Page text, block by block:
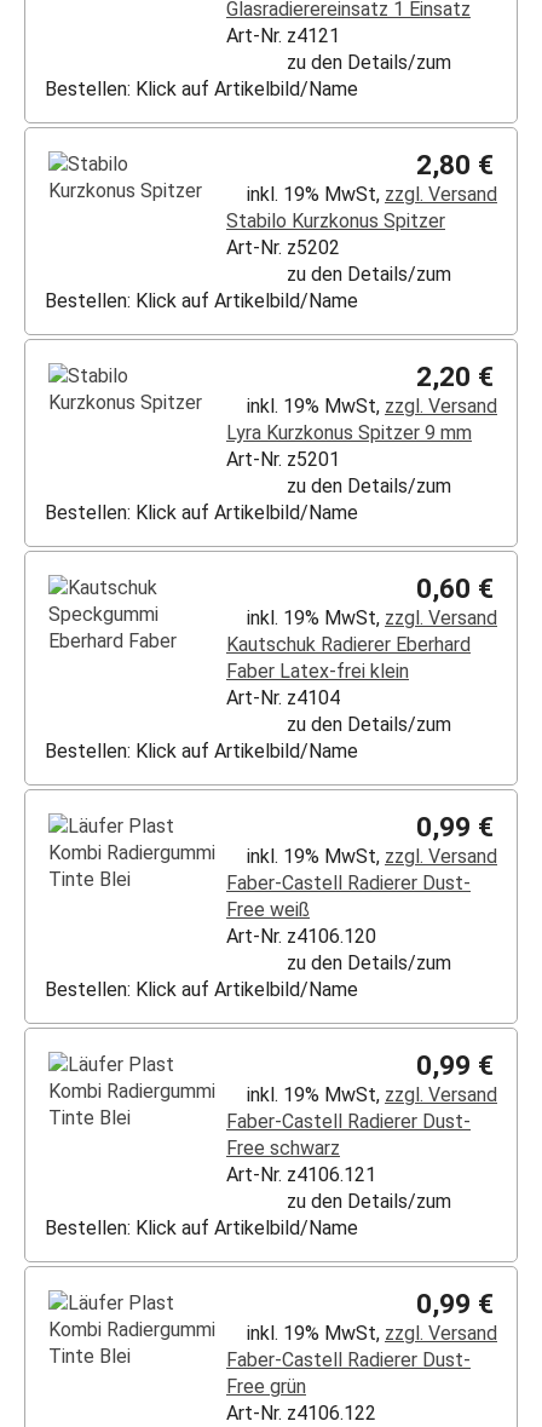
Glasradierereinsatz 1 Einsatz
Art-Nr. z4121
zu den Details/zum
Bestellen: Klick auf Artikelbild/Name
2,80 €
inkl. 19% MwSt, zzgl. Versand
Stabilo Kurzkonus Spitzer
Art-Nr. z5202
zu den Details/zum
Bestellen: Klick auf Artikelbild/Name
2,20 €
inkl. 19% MwSt, zzgl. Versand
Lyra Kurzkonus Spitzer 9 mm
Art-Nr. z5201
zu den Details/zum
Bestellen: Klick auf Artikelbild/Name
0,60 €
inkl. 19% MwSt, zzgl. Versand
Kautschuk Radierer Eberhard
Faber Latex-frei klein
Art-Nr. z4104
zu den Details/zum
Bestellen: Klick auf Artikelbild/Name
0,99 €
inkl. 19% MwSt, zzgl. Versand
Faber-Castell Radierer Dust-
Free weiß
Art-Nr. z4106.120
zu den Details/zum
Bestellen: Klick auf Artikelbild/Name
0,99 €
inkl. 19% MwSt, zzgl. Versand
Faber-Castell Radierer Dust-
Free schwarz
Art-Nr. z4106.121
zu den Details/zum
Bestellen: Klick auf Artikelbild/Name
0,99 €
inkl. 19% MwSt, zzgl. Versand
Faber-Castell Radierer Dust-
Free grün
Art-Nr. z4106.122